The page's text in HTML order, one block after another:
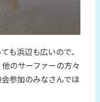
も浜辺も広いので、
のサーファーの方々
参加のみなさんでほ